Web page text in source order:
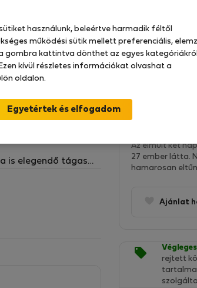
rövid sétára
otthon
és pihentető érzést
érkezik,
is elegendő tágas
tartózkodások
hosszú utazásra!
éttermek a kezed
Kötelezettség
CozyNights C.
pár perc belül
Ez az ajánlat
Az elmúlt két
27 ember látta.
hamarosan
Ajánlat
rejtett
használunk, beleértve harmadik féltől
működési sütik mellett preferenciális,
gombra kattintva dönthet az egyes
kívül részletes információkat olvashat a
oldalon.